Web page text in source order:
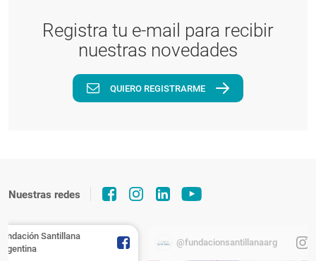
Registra tu e-mail para recibir
nuestras novedades
QUIERO REGISTRARME
Nuestras redes
Santillana
@fundacionsantillanaarg